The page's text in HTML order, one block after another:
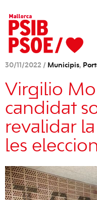
30/11/2022 / Municipis,
Virgilio
candidat
revalidar
les